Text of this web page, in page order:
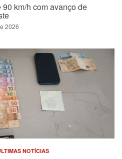
km/h com avanço de
2026
NOTÍCIAS